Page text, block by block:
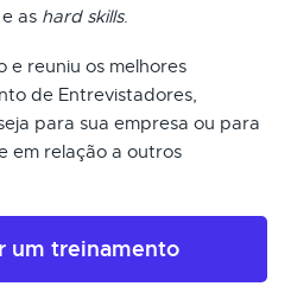
as hard skills.
e reuniu os melhores
de Entrevistadores,
para sua empresa ou para
em relação a outros
um treinamento